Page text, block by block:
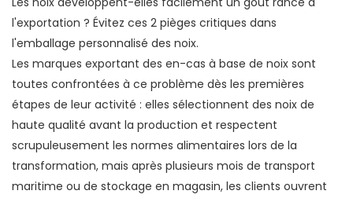
l'exportation ? Évitez ces 2 pièges critiques dans
l'emballage personnalisé des noix.
Les marques exportant des en-cas à base de noix sont
toutes confrontées à ce problème dès les premières
étapes de leur activité : elles sélectionnent des noix de
haute qualité avant la production et respectent
scrupuleusement les normes alimentaires lors de la
transformation, mais après plusieurs mois de transport
maritime ou de stockage en magasin, les clients ouvrent